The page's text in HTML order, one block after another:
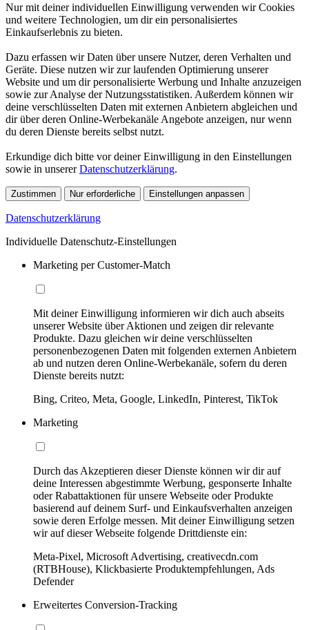
Nur mit deiner individuellen Einwilligung verwenden wir Cookies
und weitere Technologien, um dir ein personalisiertes
Einkaufserlebnis zu bieten.
Dazu erfassen wir Daten über unsere Nutzer, deren Verhalten und
Geräte. Diese nutzen wir zur laufenden Optimierung unserer
Website und um dir personalisierte Werbung und Inhalte anzuzeigen
sowie zur Analyse der Nutzungsstatistiken. Außerdem können wir
deine verschlüsselten Daten mit externen Anbietern abgleichen und
dir über deren Online-Werbekanäle Angebote anzeigen, nur wenn
du deren Dienste bereits selbst nutzt.
Erkundige dich bitte vor deiner Einwilligung in den Einstellungen
sowie in unsererDatenschutzerklärung.
Zustimmen Nur erforderliche Einstellungen anpassen
Datenschutzerklärung
Individuelle Datenschutz-Einstellungen
Marketing per Customer-Match
Mit deiner Einwilligung informieren wir dich auch abseits
unserer Website über Aktionen und zeigen dir relevante
Produkte. Dazu gleichen wir deine verschlüsselten
personenbezogenen Daten mit folgenden externen Anbietern
ab und nutzen deren Online-Werbekanäle, sofern du deren
Dienste bereits nutzt:
Bing, Criteo, Meta, Google, LinkedIn, Pinterest, TikTok
Marketing
Durch das Akzeptieren dieser Dienste können wir dir auf
deine Interessen abgestimmte Werbung, gesponserte Inhalte
oder Rabattaktionen für unsere Webseite oder Produkte
basierend auf deinem Surf- und Einkaufsverhalten anzeigen
sowie deren Erfolge messen. Mit deiner Einwilligung setzen
wir auf dieser Webseite folgende Drittdienste ein:
Meta-Pixel, Microsoft Advertising, creativecdn.com
(RTBHouse), Klickbasierte Produktempfehlungen, Ads
Defender
Erweitertes Conversion-Tracking